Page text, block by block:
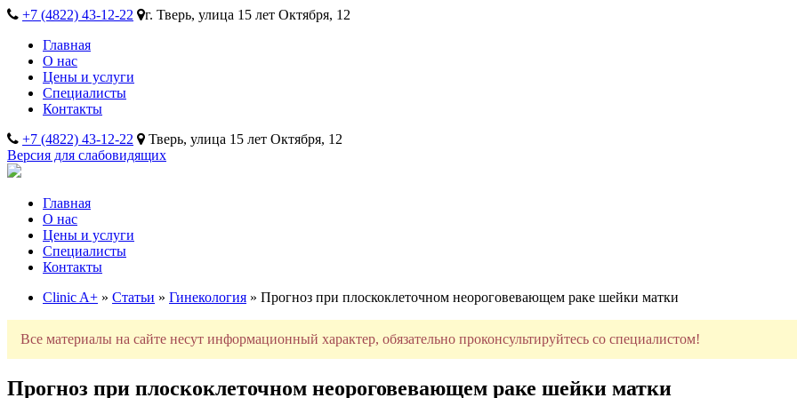
+7 (4822) 43-12-22
г. Тверь, улица 15 лет Октября, 12
Главная
О нас
Цены и услуги
Специалисты
Контакты
+7 (4822) 43-12-22
Тверь, улица 15 лет Октября, 12
Версия для слабовидящих
Главная
О нас
Цены и услуги
Специалисты
Контакты
Clinic A+ » Статьи » Гинекология » Прогноз при плоскоклеточном неороговевающем раке шейки матки
Все материалы на сайте несут информационный характер, обязательно проконсультируйтесь со специалистом!
Прогноз при плоскоклеточном неороговевающем раке шейки матки